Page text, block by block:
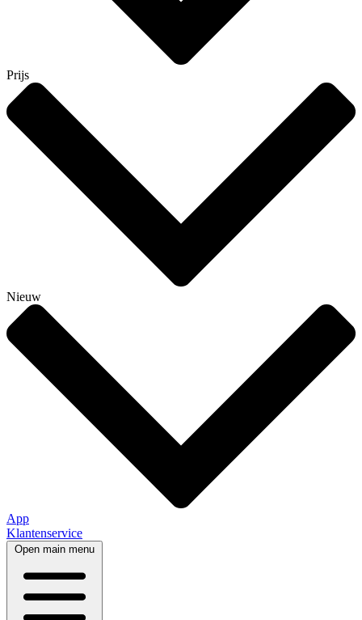
Prijs
Nieuw
App
Klantenservice
Open main menu